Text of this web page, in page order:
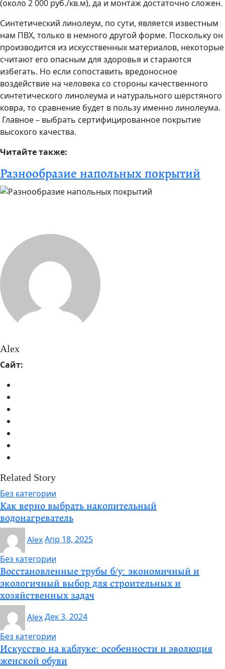
(около 2 000 руб./кв.м), да и монтаж достаточно сложен.
Синтетический линолеум, по сути, является известным
нам ПВХ, только в немного другой форме. Поскольку он
производится из искусственных материалов, некоторые
считают его опасным для здоровья и стараются
избегать. Но если сопоставить вредоносное
воздействие на человека со стороны качественного
синтетического линолеума и натурального шерстяного
ковра, то сравнение будет в пользу именно линолеума.
Главное – выбрать сертифицированное покрытие
высокого качества.
Читайте также:
Разнообразие напольных покрытий
Alex
Сайт:
Related Story
Без категории
Как верно выбрать накопительный
водонагреватель
AlexАпр 18, 2025
Без категории
Восстановленные трубы б/у: экономичный и
экологичный выбор для строительных и
хозяйственных задач
AlexДек 3, 2024
Без категории
Искусство на каблуке: особенности и эволюция
женской обуви